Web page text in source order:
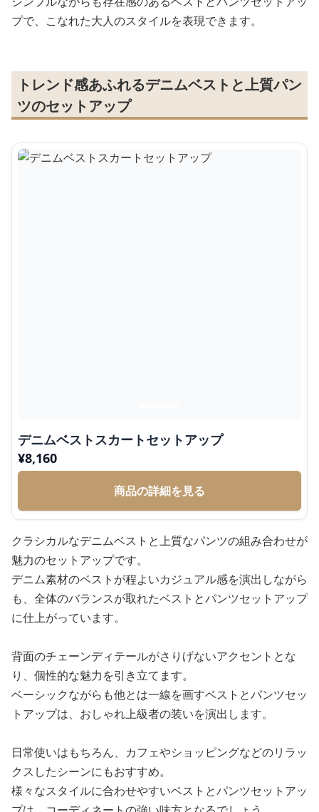
プで、こなれた大人のスタイルを表現できます。
トレンド感あふれるデニムベストと上質パン
ツのセットアップ
デニムベストスカートセットアップ
¥8,160
商品の詳細を見る
クラシカルなデニムベストと上質なパンツの組み合わせが
魅力のセットアップです。
デニム素材のベストが程よいカジュアル感を演出しながら
も、全体のバランスが取れたベストとパンツセットアップ
に仕上がっています。
背面のチェーンディテールがさりげないアクセントとな
り、個性的な魅力を引き立てます。
ベーシックながらも他とは一線を画すベストとパンツセッ
トアップは、おしゃれ上級者の装いを演出します。
日常使いはもちろん、カフェやショッピングなどのリラッ
クスしたシーンにもおすすめ。
様々なスタイルに合わせやすいベストとパンツセットアッ